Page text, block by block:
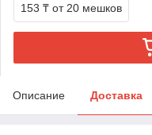
153 ₸ от 20 мешков
Описание Доставка